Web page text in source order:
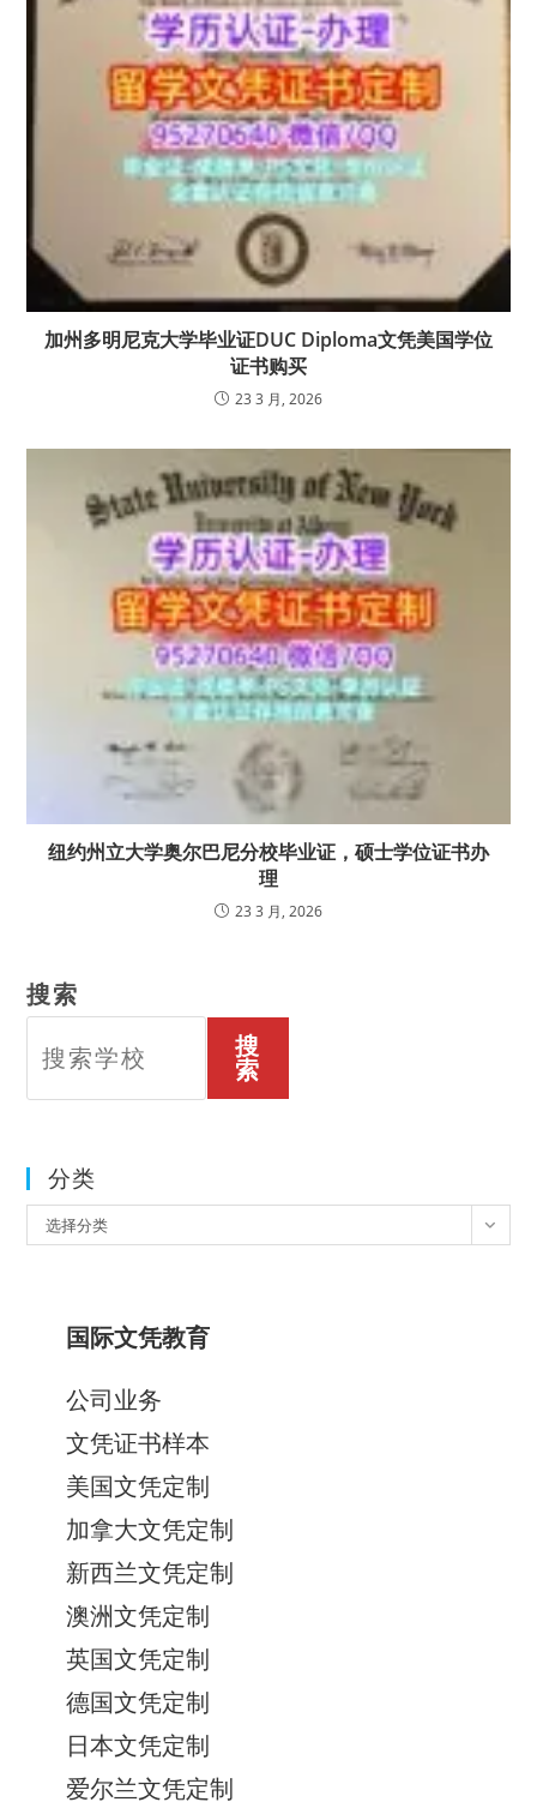
加州多明尼克大学毕业证DUC Diploma文凭美国学位
证书购买
23 3 月, 2026
纽约州立大学奥尔巴尼分校毕业证，硕士学位证书办
理
23 3 月, 2026
搜索
搜
索
分类
类
选择分类
国际文凭教育
公司业务
文凭证书样本
美国文凭定制
加拿大文凭定制
新西兰文凭定制
澳洲文凭定制
英国文凭定制
德国文凭定制
日本文凭定制
爱尔兰文凭定制